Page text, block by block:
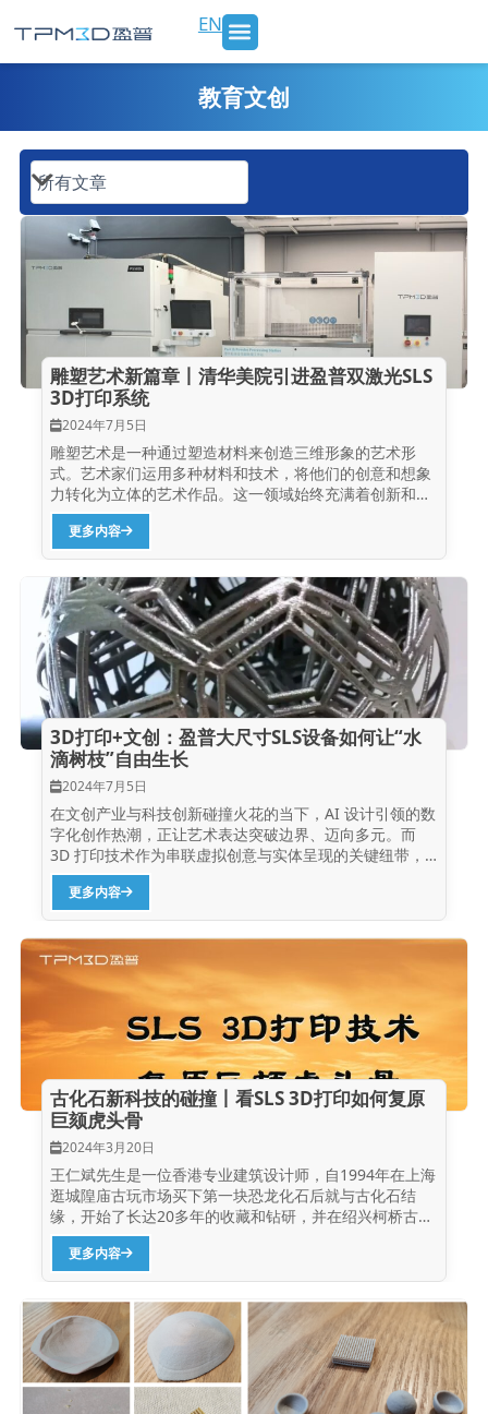
至
内
EN
教育文创
雕塑艺术新篇章丨清华美院引进盈普双激光SLS
3D打印系统
2024年7月5日
雕塑艺术是一种通过塑造材料来创造三维形象的艺术形
式。艺术家们运用多种材料和技术，将他们的创意和想象
力转化为立体的艺术作品。这一领域始终充满着创新和想
象，艺术家们不断探索新材料和技术，以表达他们的情
感，并带给观众全新的视觉体验。3D打印技术，作为一种
数字化的“塑造”手段，与雕塑艺术有着天然的契合度。其
自带的“科技魅力”和“新颖感”为雕塑艺术的创新提供了广阔
的空间。特别是SLS（选择性激光烧结）技术，由于其无
需支撑结构、强度高、耐久性佳等特点，这种“所见即所
得”的数字化技术极大地拓宽了设计师的创作边界，使他们
能够更快速、更有效地将他们的创意和想象力转化为现
实。 盈普P550DL设备打印的大地之子缩比模型，模型尺
寸为300x160x80mm，打印材料为
Precimid1172Pro(PA12)，打印时间为3小时。 盈普三维
是国内老牌激光烧结增材制造设备制造商，目前与清华大
学艺术学院雕塑系达成合作，成功安装了盈普的大尺寸双
激光SLS增材制造系统P550DL，为学校师生设计打印和共
享打印等应用提供服务。此次与盈普的合作，是学校对盈
普技术实力、产品品质及服务水平的充分肯定。我们期待
通过P550DL这一具有大成型体积、高打印效率及可靠稳
定的打印品质的设备，实现更多卓越的雕塑设计，并为校
内师生和社会创造更多价值。 清华美院基础加工实验室的
盈普P550DL+PPS 关于清华美院雕塑系 雕塑系建于1999
经过近二十年的发展，业已形成高水平的教师队伍和完整
的教学体系。本着“依托传统、立足当代、关注未来”的办
学理念，以“厚基础、宽口径、研究型”为目标，明确学科
发展方向和特色，以国际视野建设和发展雕塑系。在多年
的学科建设中雕塑系始终保持着清晰的学术发展脉络，以
其鲜明的学科专业特点、雄厚的师资以及日益提升的国际
影响力正逐渐成为中国现代雕塑教育基地、雕塑创作与研
究基地、创新型艺术人才的输出地。 雕塑系共设立具象雕
塑、意象雕塑、抽象雕塑、实验雕塑、公共雕塑五大学科
方向，致力于从多角度、多层面培养艺术人才。 清华美院
部分作品展示 盈普P550DL打印系统 P550DL是盈普三维
针对市场对大型激光烧结设备的需求精心研发的一款双激
光SLS...
更多内容
3D打印+文创：盈普大尺寸SLS设备如何让“水
滴树枝”自由生长
2024年7月5日
在文创产业与科技创新碰撞火花的当下，AI 设计引领的数
字化创作热潮，正让艺术表达突破边界、迈向多元。而
3D 打印技术作为串联虚拟创意与实体呈现的关键纽带，
正与 AI 设计并肩，重塑艺术作品从灵感萌发到实物成型
的全链条生态。作为国内专注选择性激光烧结（SLS）技
术的企业，盈普三维深耕该领域二十余年，通过持续迭代
设备性能，为艺术创作者提供从创意到实体作品的可靠支
持。 清华美院雕塑系在读博士创作的作品《碎裂·共
生》，便是盈普设备在文创领域应用的生动范例。这件雕
塑灵感源自自然界水与木的共生关系，树枝盘根错节编织
成一滴在房檐上汇聚、下落的水滴，以独特造型和巧思展
现万物依存之美。 在创作过程中，艺术家借助盈普
S600DL设备实现了780mm超大尺寸构件的一次成型。盈
普...
更多内容
古化石新科技的碰撞丨看SLS 3D打印如何复原
巨颏虎头骨
2024年3月20日
王仁斌先生是一位香港专业建筑设计师，自1994年在上海
逛城隍庙古玩市场买下第一块恐龙化石后就与古化石结
缘，开始了长达20多年的收藏和钻研，并在绍兴柯桥古镇
出资建造了盘古化石馆，从自己三四千件的化石收藏中精
选了2000余件运到馆中展览。 王仁斌老师与柯桥盘古化
石馆 如今在盘古化石馆里展出的这2000余件化石，大部
分是王老师自己亲手修复出来的，在王老师的化石修复室
里，我们可以看到空压机、气动笔等各种各样的专业工
具，以及很多未修复的化石。同时，王老师还善于使用新
技术，多年前王老师就开始了解并利用数字化技术来提高
修复工作效率。 这次王老师就希望能使用三维扫描和
SLS...
更多内容